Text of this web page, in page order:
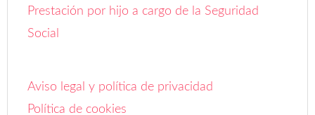
Prestación por hijo a cargo de la Seguridad
Social
Aviso legal y política de privacidad
Política de cookies